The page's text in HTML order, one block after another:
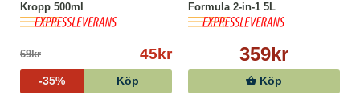
Kropp 500ml
69kr 45kr
-35% Köp
Formula 2-in-1 5L
359kr
Köp